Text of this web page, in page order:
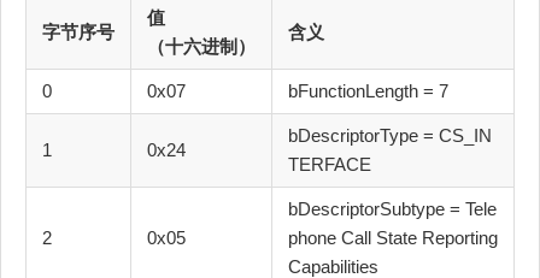
字节序号
值
（十六进制）
含义
0 0x07 bFunctionLength = 7
1 0x24
bDescriptorType = CS_IN
TERFACE
2 0x05
bDescriptorSubtype = Tele
phone Call State Reporting
Capabilities